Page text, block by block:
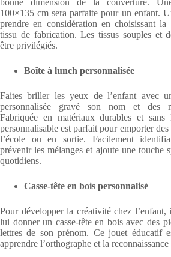
bonne dimension de la couverture.
100×135 cm sera parfaite pour un enfant.
prendre en considération en choisissant la
tissu de fabrication. Les tissus souples et
être privilégiés.
Boîte à lunch personnalisée
Faites briller les yeux de l’enfant avec
personnalisée gravé son nom et des
Fabriquée en matériaux durables et sans
personnalisable est parfait pour emporter des
l’école ou en sortie. Facilement
prévenir les mélanges et ajoute une touche
quotidiens.
Casse-tête en bois personnalisé
Pour développer la créativité chez l’enfant,
lui donner un casse-tête en bois avec des
lettres de son prénom. Ce jouet éducatif
apprendre l’orthographe et la reconnaissance